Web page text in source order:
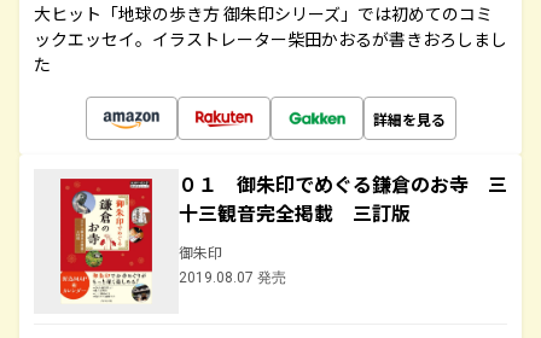
大ヒット「地球の歩き方 御朱印シリーズ」では初めてのコミ
ックエッセイ。イラストレーター柴田かおるが書きおろしまし
た
詳細を見る
０１ 御朱印でめぐる鎌倉のお寺 三
十三観音完全掲載 三訂版
御朱印
2019.08.07 発売